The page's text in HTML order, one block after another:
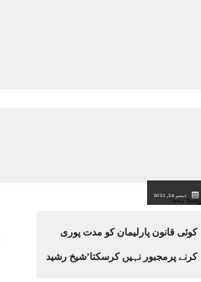
دسمبر 24, 2022
کوئی قانون پارلیمان کو مدت پوری
کرنے پرمجبور نہیں کرسکتا’شیخ رشید